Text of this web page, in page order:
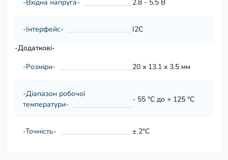
-Вхідна напруга- 2.8 - 5.5 В
-Інтерфейс-
I2C
-Додаткові-
-Розміри-
20 х 13.1 х 3.5 мм
-Діапазон робочої
температури-
- 55 °C до + 125 °C
-Точність- ± 2°C